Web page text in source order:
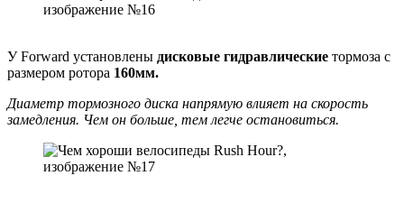
У Forward установлены дисковые гидравлические тормоза с
размером ротора 160мм.
Диаметр тормозного диска напрямую влияет на скорость
замедления. Чем он больше, тем легче остановиться.